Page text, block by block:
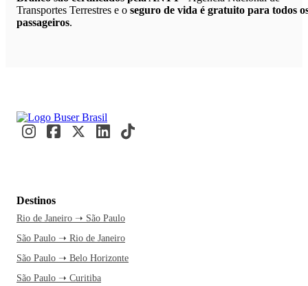
Transportes Terrestres e o seguro de vida é gratuito para todos
passageiros.
Destinos
Rio de Janeiro ➝ São Paulo
São Paulo ➝ Rio de Janeiro
São Paulo ➝ Belo Horizonte
São Paulo ➝ Curitiba